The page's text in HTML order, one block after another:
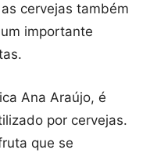
cervejas também
importante
Ana Araújo, é
por cervejas.
que se